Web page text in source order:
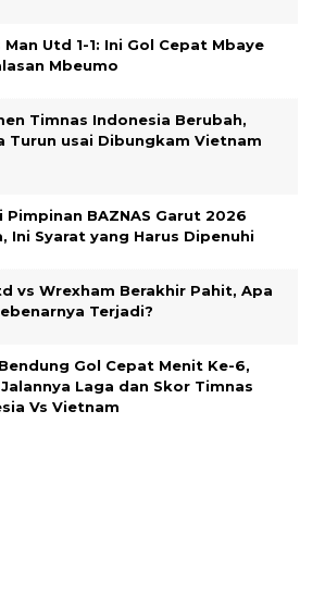
Man Utd 1-1: Ini Gol Cepat Mbaye
Mbeumo
Timnas Indonesia Berubah,
Turun usai Dibungkam Vietnam
Pimpinan BAZNAS Garut 2026
Ini Syarat yang Harus Dipenuhi
vs Wrexham Berakhir Pahit, Apa
Terjadi?
Gol Cepat Menit Ke-6,
Laga dan Skor Timnas
Vs Vietnam